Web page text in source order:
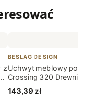
z
BESLAG DESIGN
Uchwyt meblowy podłużny
Crossing 320 Drewniany
Czarny
143,39 zł